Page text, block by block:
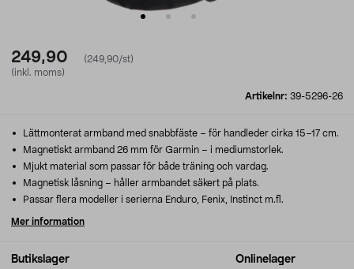
249,90
(249,90/st)
(inkl. moms)
Artikelnr: 39-5296-26
Butikslager Onlinelager
Lättmonterat armband med snabbfäste – för handleder cirka 15–17 cm.
Magnetiskt armband 26 mm för Garmin – i mediumstorlek.
Mjukt material som passar för både träning och vardag.
Magnetisk låsning – håller armbandet säkert på plats.
Passar flera modeller i serierna Enduro, Fenix, Instinct m.fl.
Mer information